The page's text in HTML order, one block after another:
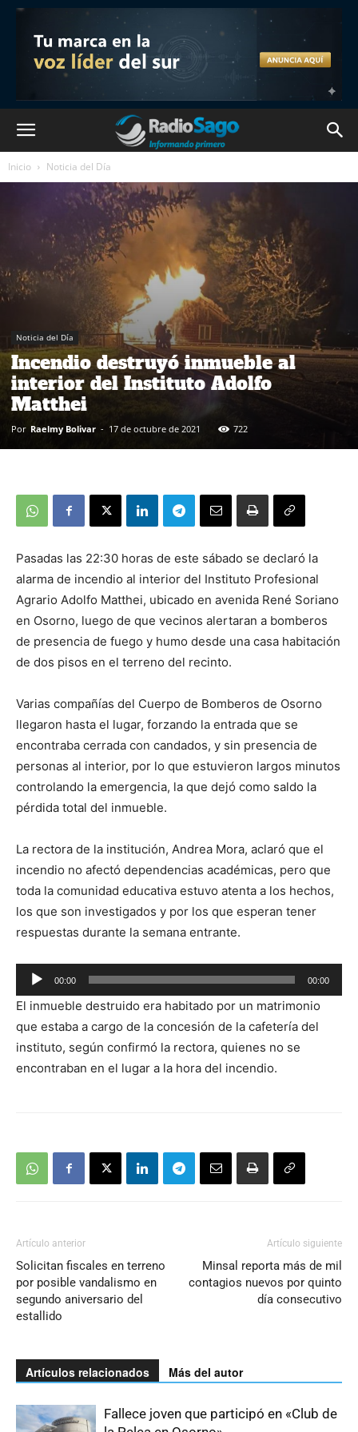
Inicio Noticia del Día
Noticia del Día
Incendio destruyó inmueble al
interior del Instituto Adolfo
Matthei
Por Raelmy Bolivar - 17 de octubre de 2021 722
Pasadas las 22:30 horas de este sábado se declaró la
alarma de incendio al interior del Instituto Profesional
Agrario Adolfo Matthei, ubicado en avenida René Soriano
en Osorno, luego de que vecinos alertaran a bomberos
de presencia de fuego y humo desde una casa habitación
de dos pisos en el terreno del recinto.
Varias compañías del Cuerpo de Bomberos de Osorno
llegaron hasta el lugar, forzando la entrada que se
encontraba cerrada con candados, y sin presencia de
personas al interior, por lo que estuvieron largos minutos
controlando la emergencia, la que dejó como saldo la
pérdida total del inmueble.
La rectora de la institución, Andrea Mora, aclaró que el
incendio no afectó dependencias académicas, pero que
toda la comunidad educativa estuvo atenta a los hechos,
los que son investigados y por los que esperan tener
respuestas durante la semana entrante.
Reproductor
de
audio
00:00 00:00
El inmueble destruido era habitado por un matrimonio
que estaba a cargo de la concesión de la cafetería del
instituto, según confirmó la rectora, quienes no se
encontraban en el lugar a la hora del incendio.
Artículo anterior
Solicitan fiscales en terreno
por posible vandalismo en
segundo aniversario del
estallido
Artículo siguiente
Minsal reporta más de mil
contagios nuevos por quinto
día consecutivo
Artículos relacionados Más del autor
Fallece joven que participó en «Club de